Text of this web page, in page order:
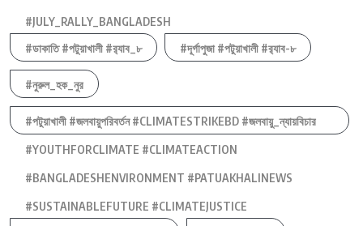
#JULY_RALLY_BANGLADESH
#ডাকাতি #পটুয়াখালী #র‍্যাব_৮
#দূর্গাপুজা #পটুয়াখালী #র‍্যাব-৮
#নুরুল_হক_নুর
#পটুয়াখালী #জলবায়ুপরিবর্তন #CLIMATESTRIKEBD #জলবায়ু_ন্যায়বিচার
#YOUTHFORCLIMATE #CLIMATEACTION
#BANGLADESHENVIRONMENT #PATUAKHALINEWS
#SUSTAINABLEFUTURE #CLIMATEJUSTICE